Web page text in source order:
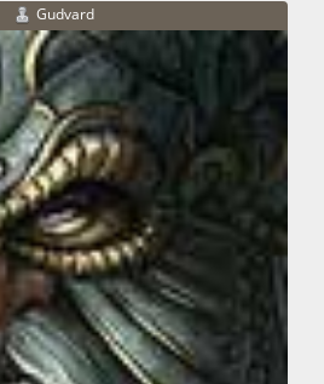
Gudvard